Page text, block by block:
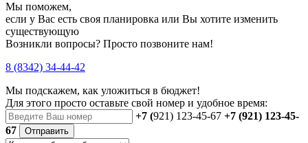
Мы поможем,
если у Вас есть своя планировка или Вы хотите изменить
существующую
Возникли вопросы? Просто позвоните нам!
8 (8342) 34-44-42
Мы подскажем, как уложиться в бюджет!
Для этого просто оставьте свой номер и удобное время:
+7 (921) 123-45-67 +7 (921) 123-45-
67
Отправить